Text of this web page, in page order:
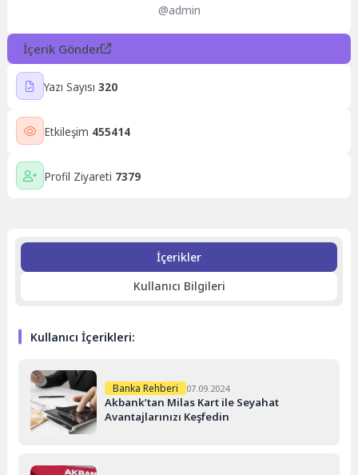
@admin
İçerik Gönder
Yazı Sayısı 320
Etkileşim 455414
Profil Ziyareti 7379
İçerikler
Kullanıcı Bilgileri
Kullanıcı İçerikleri:
Banka Rehberi 07.09.2024
Akbank’tan Milas Kart ile Seyahat
Avantajlarınızı Keşfedin